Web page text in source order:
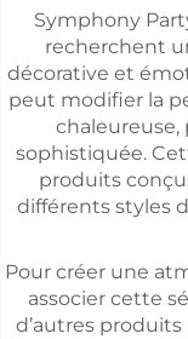
Symphony
recherchent
décorative et
peut modifier la
chaleureuse,
sophistiquée.
produits
différents styles
Pour créer une
associer cette
d’autres